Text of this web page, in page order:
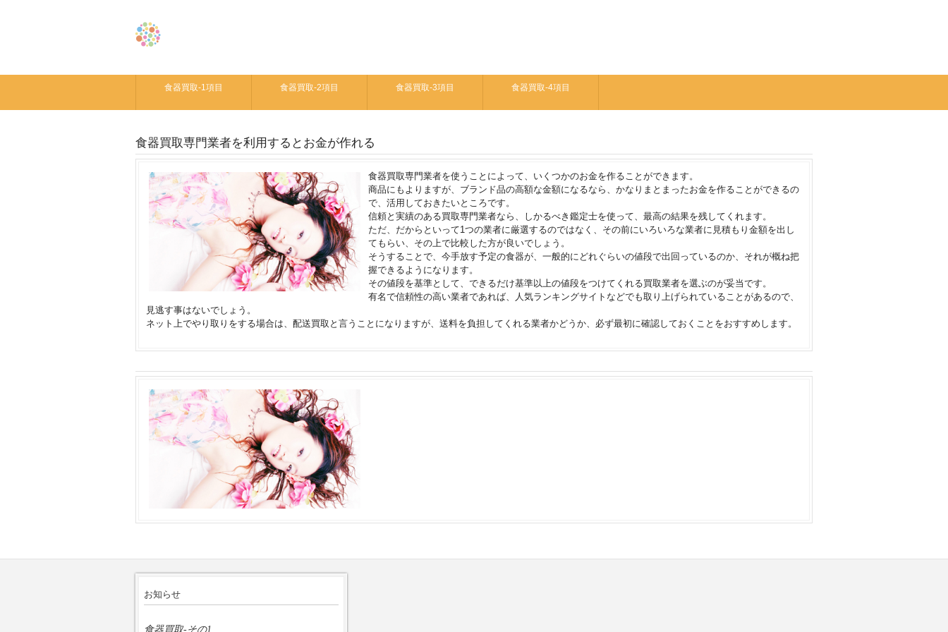
食器買取-1項目 食器買取-2項目 食器買取-3項目 食器買取-4項目
食器買取専門業者を利用するとお金が作れる
食器買取専門業者を使うことによって、いくつかのお金を作ることができます。
商品にもよりますが、ブランド品の高額な金額になるなら、かなりまとまったお金を作ることができるの
で、活用しておきたいところです。
信頼と実績のある買取専門業者なら、しかるべき鑑定士を使って、最高の結果を残してくれます。
ただ、だからといって1つの業者に厳選するのではなく、その前にいろいろな業者に見積もり金額を出し
てもらい、その上で比較した方が良いでしょう。
そうすることで、今手放す予定の食器が、一般的にどれぐらいの値段で出回っているのか、それが概ね把
握できるようになります。
その値段を基準として、できるだけ基準以上の値段をつけてくれる買取業者を選ぶのが妥当です。
有名で信頼性の高い業者であれば、人気ランキングサイトなどでも取り上げられていることがあるので、
見逃す事はないでしょう。
ネット上でやり取りをする場合は、配送買取と言うことになりますが、送料を負担してくれる業者かどうか、必ず最初に確認しておくことをおすすめします。
お知らせ
食器買取-その1